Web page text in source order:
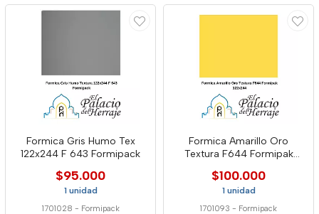
Formica Gris Humo Tex
122x244 F 643 Formipack
$95.000
1 unidad
1701028 - Formipack
Formica Amarillo Oro
Textura F644 Formipak
$100.000
1 unidad
1701093 - Formipack